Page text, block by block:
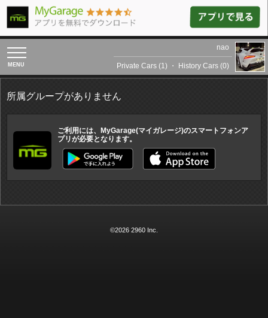
toggle
navigation
nao
Private Cars (1) ・ History Cars (0)
所属グループがありません
ご利用には、MyGarage(マイガレージ)のスマートフォンア
プリが必要となります。
©2026 2960 Inc.